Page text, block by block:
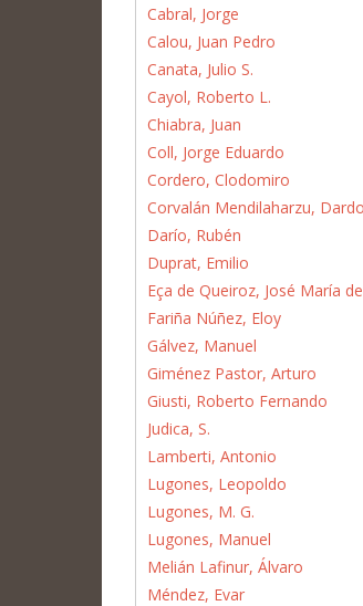
Cabral, Jorge
Calou, Juan Pedro
Canata, Julio S.
Cayol, Roberto L.
Chiabra, Juan
Coll, Jorge Eduardo
Cordero, Clodomiro
Corvalán Mendilaharzu, Dardo
Darío, Rubén
Duprat, Emilio
Eça de Queiroz, José María de
Fariña Núñez, Eloy
Gálvez, Manuel
Giménez Pastor, Arturo
Giusti, Roberto Fernando
Judica, S.
Lamberti, Antonio
Lugones, Leopoldo
Lugones, M. G.
Lugones, Manuel
Melián Lafinur, Álvaro
Méndez, Evar